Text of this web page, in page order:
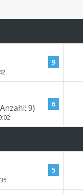
9
6
5